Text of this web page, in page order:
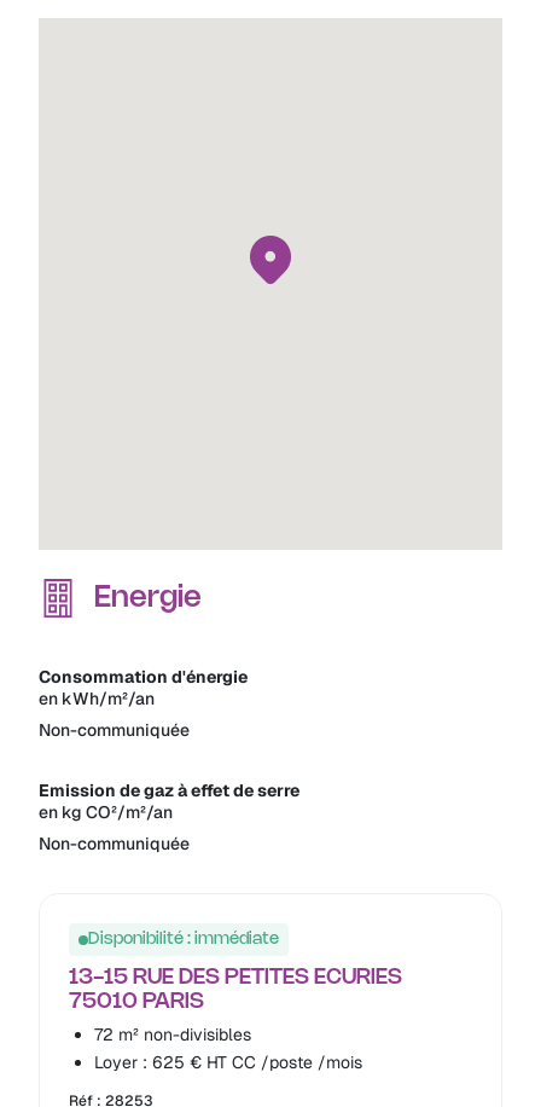
Energie
Consommation d'énergie
en kWh/m²/an
Non-communiquée
Emission de gaz à effet de serre
en kg CO²/m²/an
Non-communiquée
Disponibilité : immédiate
13-15 RUE DES PETITES ECURIES
75010 PARIS
72 m² non-divisibles
Loyer : 625 € HT CC /poste /mois
Réf : 28253